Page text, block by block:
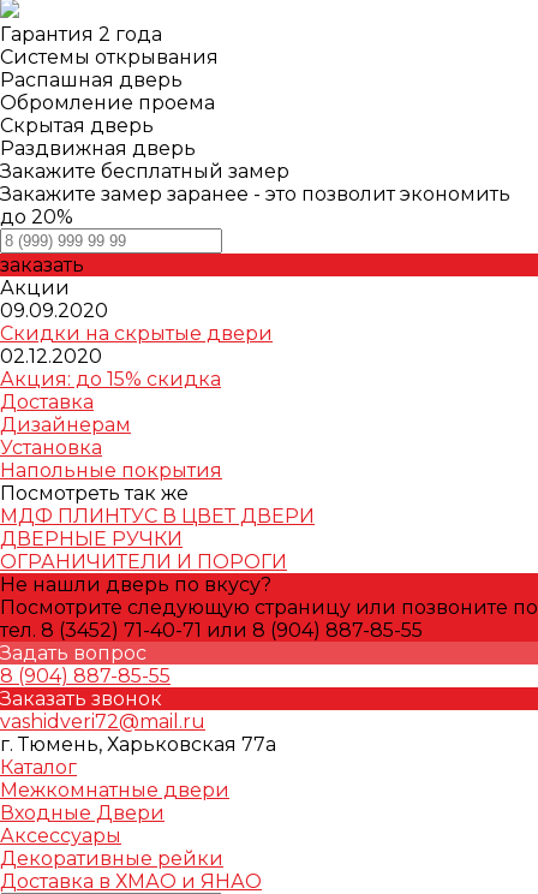
Гарантия 2 года
Системы открывания
Распашная дверь
Обромление проема
Скрытая дверь
Раздвижная дверь
Закажите бесплатный замер
Закажите замер заранее - это позволит экономить
до 20%
заказать
Акции
09.09.2020
Скидки на скрытые двери
02.12.2020
Акция: до 15% скидка
Доставка
Дизайнерам
Установка
Напольные покрытия
Посмотреть так же
МДФ ПЛИНТУС В ЦВЕТ ДВЕРИ
ДВЕРНЫЕ РУЧКИ
ОГРАНИЧИТЕЛИ И ПОРОГИ
Не нашли дверь по вкусу?
Посмотрите следующую страницу или позвоните по
тел. 8 (3452) 71-40-71 или 8 (904) 887-85-55
Задать вопрос
8 (904) 887-85-55
Заказать звонок
vashidveri72@mail.ru
г. Тюмень, Харьковская 77а
Каталог
Межкомнатные двери
Входные Двери
Аксессуары
Декоративные рейки
Доставка в ХМАО и ЯНАО